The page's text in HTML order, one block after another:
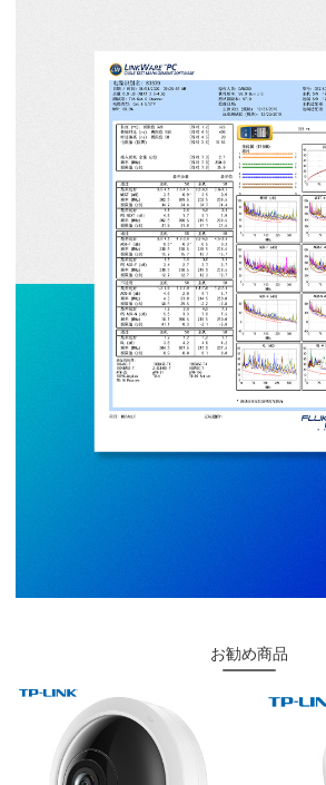
お勧め商品